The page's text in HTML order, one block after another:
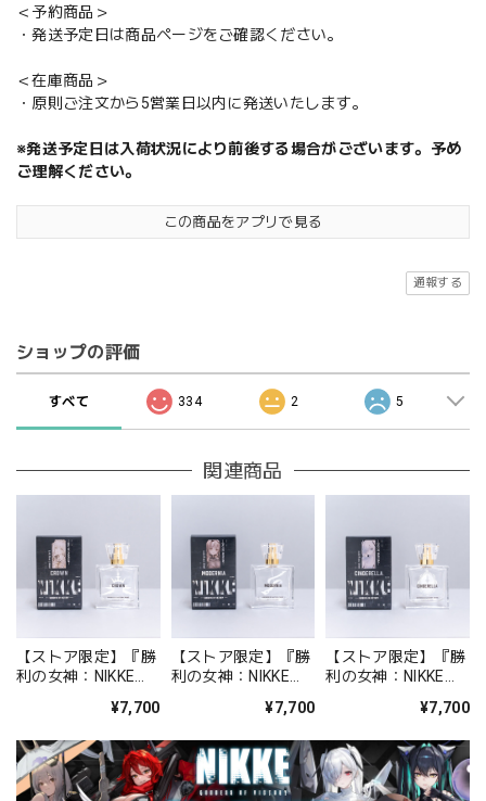
＜予約商品＞
・発送予定日は商品ページをご確認ください。
＜在庫商品＞
・原則ご注文から5営業日以内に発送いたします。
※発送予定日は入荷状況により前後する場合がございます。予め
ご理解ください。
この商品をアプリで見る
通報する
ショップの評価
すべて 334 2 5
関連商品
【ストア限定】『勝
利の女神：NIKKE』
¥7,700
【ストア限定】『勝
利の女神：NIKKE』
¥7,700
【ストア限定】『勝
利の女神：NIKKE』
¥7,700